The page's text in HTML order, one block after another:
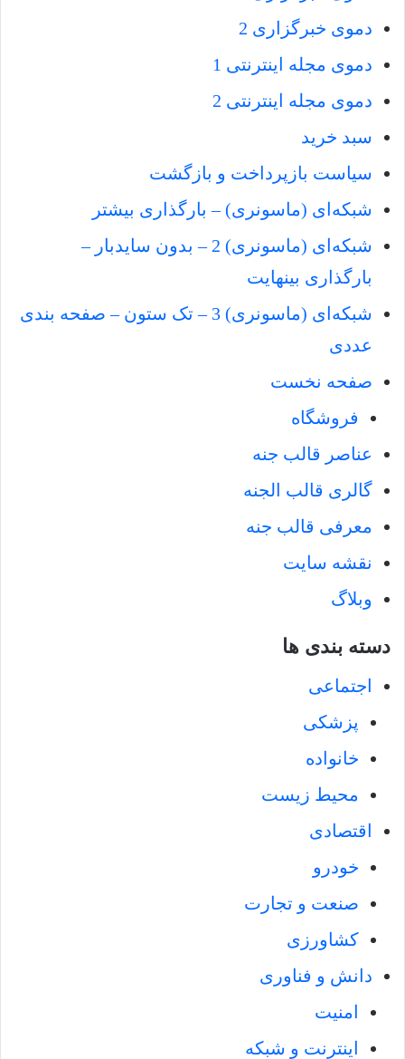
دموی خبرگزاری 2
دموی مجله اینترنتی 1
دموی مجله اینترنتی 2
سبد خرید
سیاست بازپرداخت و بازگشت
شبکه‌ای (ماسونری) – بارگذاری بیشتر
شبکه‌ای (ماسونری) 2 – بدون سایدبار –
بارگذاری بینهایت
شبکه‌ای (ماسونری) 3 – تک ستون – صفحه بندی
عددی
صفحه نخست
فروشگاه
عناصر قالب جنه
گالری قالب الجنه
معرفی قالب جنه
نقشه سایت
وبلاگ
دسته بندی ها
اجتماعی
پزشکی
خانواده
محیط زیست
اقتصادی
خودرو
صنعت و تجارت
کشاورزی
دانش و فناوری
امنیت
اینترنت و شبکه